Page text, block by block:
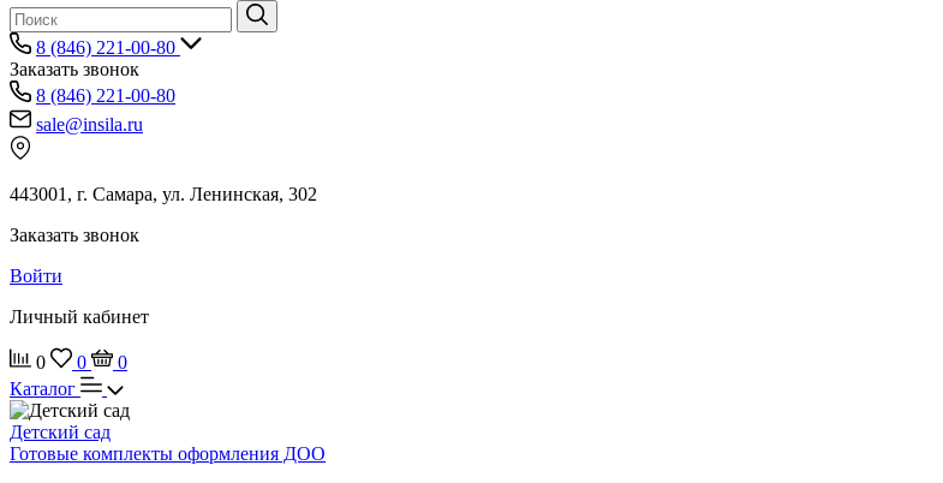
8 (846) 221-00-80
Заказать звонок
8 (846) 221-00-80
sale@insila.ru
443001, г. Самара, ул. Ленинская, 302
Заказать звонок
Войти
Личный кабинет
0 0
0
Каталог
Детский сад
Готовые комплекты оформления ДОО